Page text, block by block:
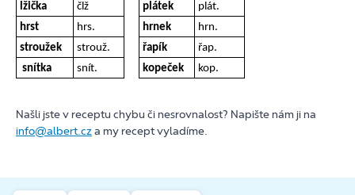
lžička
člž plátek
plát.
hrst
hrs. hrnek
hrn.
stroužek
strouž. řapík
řap.
snítka
snít. kopeček kop.
Našli jste v receptu chybu či nesrovnalost? Napište nám ji na
info@albert.cza my recept vyladíme.